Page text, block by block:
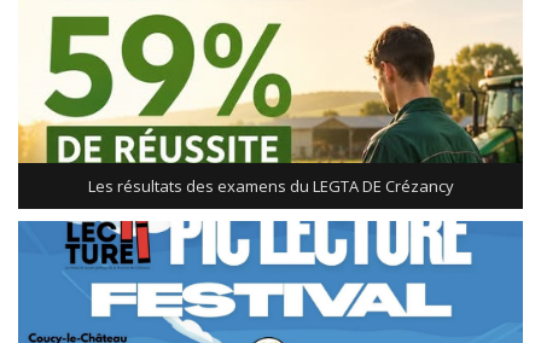
Les résultats des examens du LEGTA DE Crézancy